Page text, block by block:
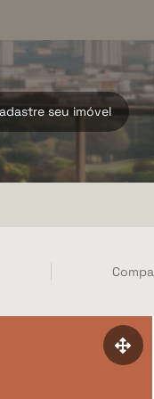
seu imóvel